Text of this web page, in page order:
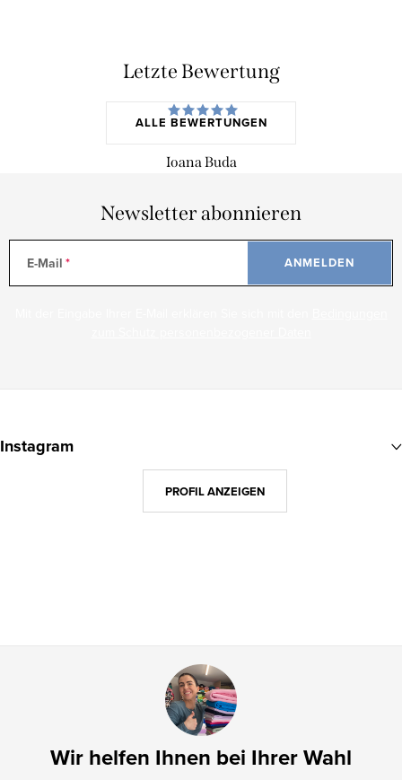
Letzte Bewertung
ALLE BEWERTUNGEN
Ioana Buda
Newsletter abonnieren
E-Mail ANMELDEN
u
Wir helfen Ihnen bei Ihrer Wahl
Instagram
PROFIL ANZEIGEN